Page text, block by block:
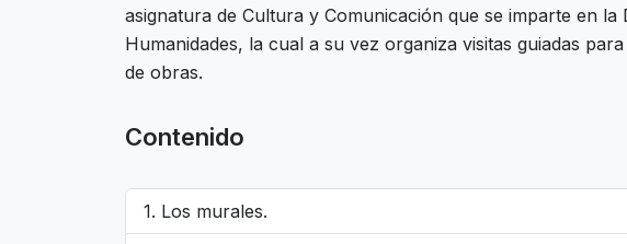
asignatura de Cultura y Comunicación que se imparte en la
Humanidades, la cual a su vez organiza visitas guiadas
de obras.
Contenido
Los murales.